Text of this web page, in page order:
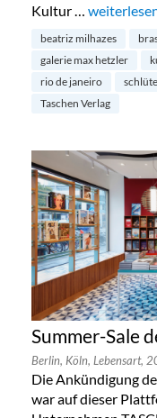
Kultur …
beatriz milhazes
galerie max hetzler
rio de janeiro
Taschen Verlag
Summer-Sale
Berlin, Köln, Lebensart,
Die Ankündigung
war auf dieser